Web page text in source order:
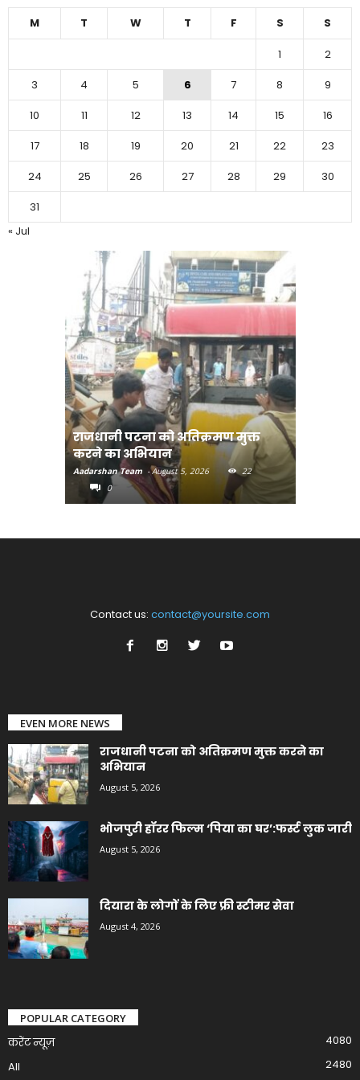
M T W T F S S
1
2
3
4 5 6 7 8
9
10
11 12 13 14 15
16
17
18 19 20 21 22
23
24
25 26 27 28 29
30
31
« Jul
राजधानी पटना को अतिक्रमण मुक्त
करने का अभियान
Aadarshan Team - August 5, 2026
22
0
Contact us: contact@yoursite.com
EVEN MORE NEWS
राजधानी पटना को अतिक्रमण मुक्त करने का
अभियान
August 5, 2026
भोजपुरी हॉरर फिल्म ‘पिया का घर’:फर्स्ट लुक जारी
August 5, 2026
दियारा के लोगों के लिए फ्री स्टीमर सेवा
August 4, 2026
POPULAR CATEGORY
करेंट न्यूज़
4080
All
2480